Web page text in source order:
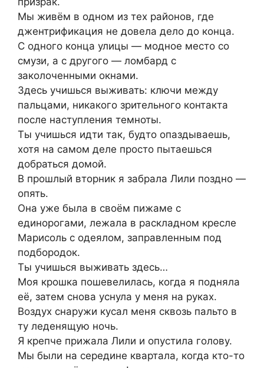
Мы живём в одном из тех районов, где
джентрификация не довела дело до конца.
С одного конца улицы — модное место со
смузи, а с другого — ломбард с
заколоченными окнами.
Здесь учишься выживать: ключи между
пальцами, никакого зрительного контакта
после наступления темноты.
Ты учишься идти так, будто опаздываешь,
хотя на самом деле просто пытаешься
добраться домой.
В прошлый вторник я забрала Лили поздно —
опять.
Она уже была в своём пижаме с
единорогами, лежала в раскладном кресле
Марисоль с одеялом, заправленным под
подбородок.
Ты учишься выживать здесь…
Моя крошка пошевелилась, когда я подняла
её, затем снова уснула у меня на руках.
Воздух снаружи кусал меня сквозь пальто в
ту леденящую ночь.
Я крепче прижала Лили и опустила голову.
Мы были на середине квартала, когда кто-то